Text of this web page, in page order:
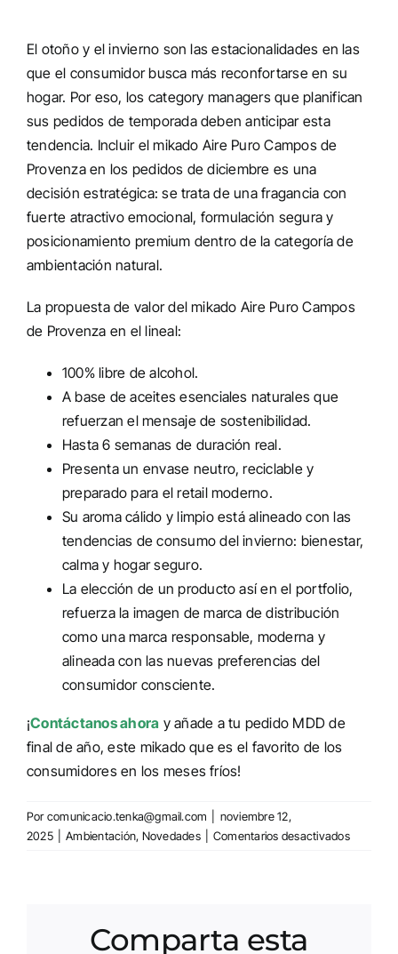
El otoño y el invierno son las estacionalidades en las
que el consumidor busca más reconfortarse en su
hogar. Por eso, los category managers que planifican
sus pedidos de temporada deben anticipar esta
tendencia. Incluir el mikado Aire Puro Campos de
Provenza en los pedidos de diciembre es una
decisión estratégica: se trata de una fragancia con
fuerte atractivo emocional, formulación segura y
posicionamiento premium dentro de la categoría de
ambientación natural.
La propuesta de valor del mikado Aire Puro Campos
de Provenza en el lineal:
100% libre de alcohol.
A base de aceites esenciales naturales que
refuerzan el mensaje de sostenibilidad.
Hasta 6 semanas de duración real.
Presenta un envase neutro, reciclable y
preparado para el retail moderno.
Su aroma cálido y limpio está alineado con las
tendencias de consumo del invierno: bienestar,
calma y hogar seguro.
La elección de un producto así en el portfolio,
refuerza la imagen de marca de distribución
como una marca responsable, moderna y
alineada con las nuevas preferencias del
consumidor consciente.
¡Contáctanos ahora y añade a tu pedido MDD de
final de año, este mikado que es el favorito de los
consumidores en los meses fríos!
Porcomunicacio.tenka@gmail.com
noviembre 12,
2025
Ambientación, Novedades Comentarios desactivadosen
Comparta esta